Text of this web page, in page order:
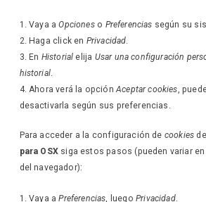
Vaya aOpcioneso Preferencias según su
Haga click en Privacidad.
En Historial elija Usar una configuración
historial.
Ahora verá la opciónAceptar cookies,
desactivarla según sus preferencias.
Para acceder a la configuración de cookies
para OSXsiga estos pasos (pueden variar
del navegador):
Vaya aPreferencias, luegoPrivacidad.